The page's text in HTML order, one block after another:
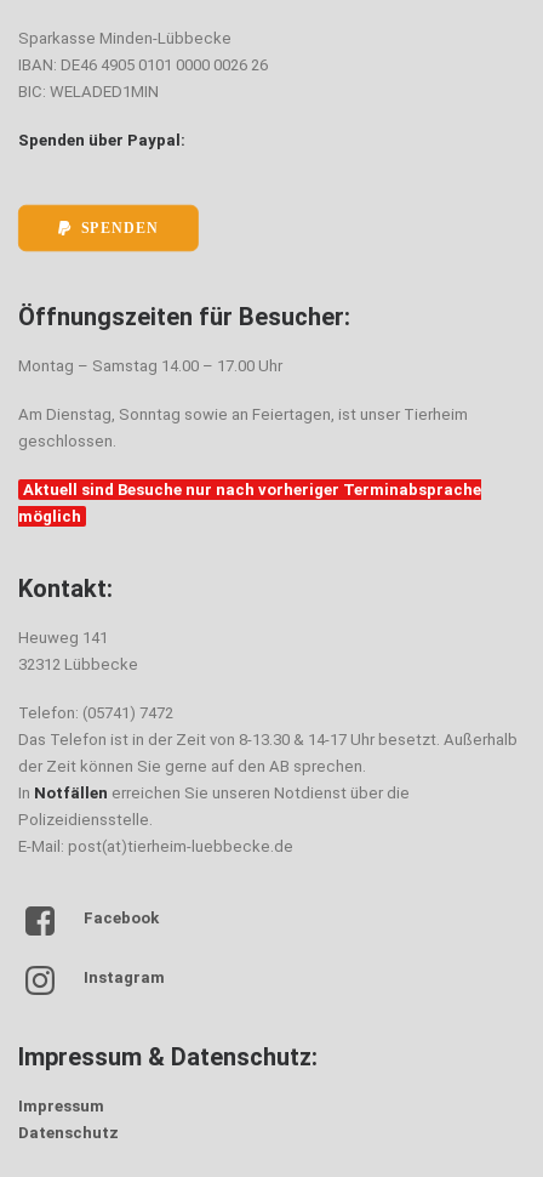
Sparkasse Minden-Lübbecke
IBAN: DE46 4905 0101 0000 0026 26
BIC: WELADED1MIN
Spenden über Paypal:
SPENDEN
Öffnungszeiten für Besucher:
Montag – Samstag 14.00 – 17.00 Uhr
Am Dienstag, Sonntag sowie an Feiertagen, ist unser Tierheim
geschlossen.
Aktuell sind Besuche nur nach vorheriger Terminabsprache
möglich
Kontakt:
Heuweg 141
32312 Lübbecke
Telefon: (05741) 7472
Das Telefon ist in der Zeit von 8-13.30 & 14-17 Uhr besetzt. Außerhalb
der Zeit können Sie gerne auf den AB sprechen.
In Notfällen erreichen Sie unseren Notdienst über die
Polizeidiensstelle.
E-Mail: post(at)tierheim-luebbecke.de
Facebook
Instagram
Impressum & Datenschutz:
Impressum
Datenschutz